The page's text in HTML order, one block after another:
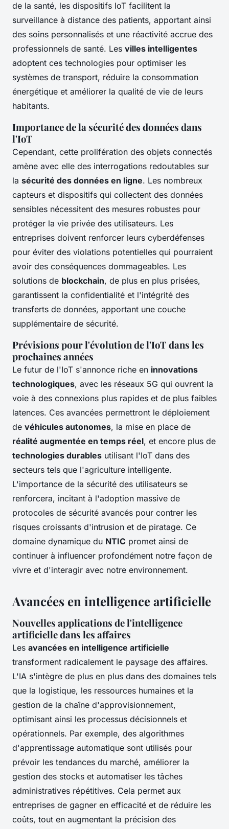
de la santé, les dispositifs IoT facilitent la
surveillance à distance des patients, apportant ainsi
des soins personnalisés et une réactivité accrue des
professionnels de santé. Les villes intelligentes
adoptent ces technologies pour optimiser les
systèmes de transport, réduire la consommation
énergétique et améliorer la qualité de vie de leurs
habitants.
Importance de la sécurité des données dans
l'IoT
Cependant, cette prolifération des objets connectés
amène avec elle des interrogations redoutables sur
la sécurité des données en ligne. Les nombreux
capteurs et dispositifs qui collectent des données
sensibles nécessitent des mesures robustes pour
protéger la vie privée des utilisateurs. Les
entreprises doivent renforcer leurs cyberdéfenses
pour éviter des violations potentielles qui pourraient
avoir des conséquences dommageables. Les
solutions de blockchain, de plus en plus prisées,
garantissent la confidentialité et l'intégrité des
transferts de données, apportant une couche
supplémentaire de sécurité.
Prévisions pour l'évolution de l'IoT dans les
prochaines années
Le futur de l'IoT s'annonce riche en innovations
technologiques, avec les réseaux 5G qui ouvrent la
voie à des connexions plus rapides et de plus faibles
latences. Ces avancées permettront le déploiement
de véhicules autonomes, la mise en place de
réalité augmentée en temps réel, et encore plus de
technologies durables utilisant l'IoT dans des
secteurs tels que l'agriculture intelligente.
L'importance de la sécurité des utilisateurs se
renforcera, incitant à l'adoption massive de
protocoles de sécurité avancés pour contrer les
risques croissants d'intrusion et de piratage. Ce
domaine dynamique du NTIC promet ainsi de
continuer à influencer profondément notre façon de
vivre et d'interagir avec notre environnement.
Avancées en intelligence artificielle
Nouvelles applications de l'intelligence
artificielle dans les affaires
Les avancées en intelligence artificielle
transforment radicalement le paysage des affaires.
L'IA s'intègre de plus en plus dans des domaines tels
que la logistique, les ressources humaines et la
gestion de la chaîne d'approvisionnement,
optimisant ainsi les processus décisionnels et
opérationnels. Par exemple, des algorithmes
d'apprentissage automatique sont utilisés pour
prévoir les tendances du marché, améliorer la
gestion des stocks et automatiser les tâches
administratives répétitives. Cela permet aux
entreprises de gagner en efficacité et de réduire les
coûts, tout en augmentant la précision des